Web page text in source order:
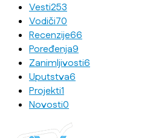
Vesti253
Vodiči70
Recenzije66
Poređenja9
Zanimljivosti6
Uputstva6
Projekti1
Novosti0